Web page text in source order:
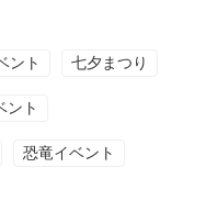
ント 七夕まつり
ント
恐竜イベント